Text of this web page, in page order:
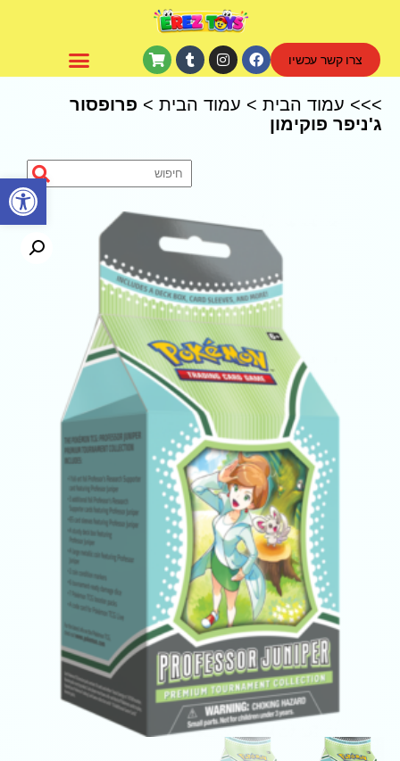
פתח סרגל נגישות
צרו קשר עכשיו
>>> עמוד הבית > עמוד הבית > פרופסור
ג'ניפר פוקימון